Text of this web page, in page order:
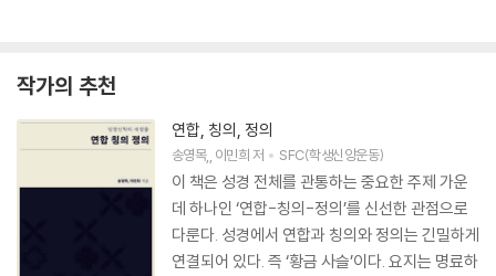
작가의 추천
연합, 칭의, 정의
송영목, 이민희저 SFC(학생신앙운동)
이 책은 성경 전체를 관통하는 중요한 주제 가운
데 하나인 ‘연합-칭의-정의’를 신선한 관점으로
다룬다. 성경에서 연합과 칭의와 정의는 긴밀하게
연결되어 있다. 즉 ‘황금 사슬’이다. 요지는 명료하